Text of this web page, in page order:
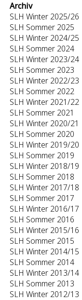
Archiv
SLH Winter 2025/26
SLH Sommer 2025
SLH Winter 2024/25
SLH Sommer 2024
SLH Winter 2023/24
SLH Sommer 2023
SLH Winter 2022/23
SLH Sommer 2022
SLH Winter 2021/22
SLH Sommer 2021
SLH Winter 2020/21
SLH Sommer 2020
SLH Winter 2019/20
SLH Sommer 2019
SLH Winter 2018/19
SLH Sommer 2018
SLH Winter 2017/18
SLH Sommer 2017
SLH Winter 2016/17
SLH Sommer 2016
SLH Winter 2015/16
SLH Sommer 2015
SLH Winter 2014/15
SLH Sommer 2014
SLH Winter 2013/14
SLH Sommer 2013
SLH Winter 2012/13